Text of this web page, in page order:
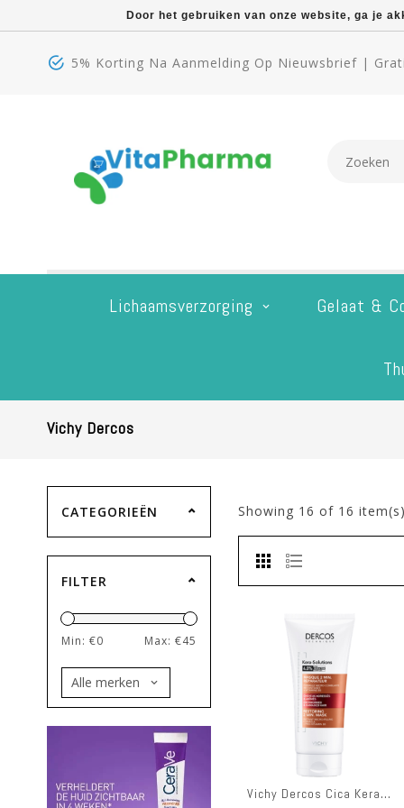
5% Korting Na Aanmelding Op Nieuwsbrief |
Lichaamsverzorging Gelaat &
Vichy Dercos
CATEGORIEËN
FILTER
Min: €0 Max: €45
Showing 16 of 16 item(s)
Vichy Dercos Cica Keratine A/sh 200ml
Door het gebruiken van onze website, ga je